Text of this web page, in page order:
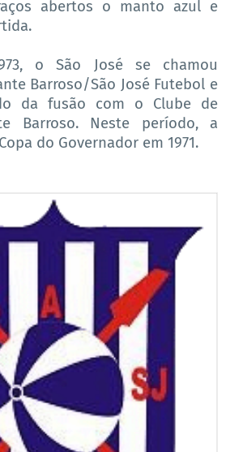
abertos o manto azul e
o São José se chamou
Barroso/São José Futebol e
da fusão com o Clube de
Barroso. Neste período, a
do Governador em 1971.